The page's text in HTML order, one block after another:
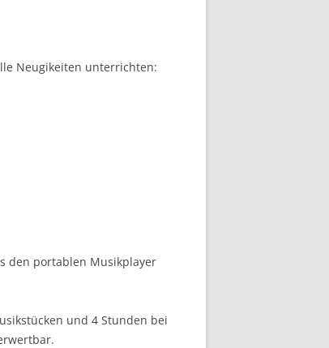
Neugikeiten unterrichten:
den portablen Musikplayer
und 4 Stunden bei